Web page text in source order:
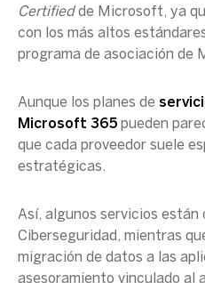
Certifiedde Microsoft, ya
con los más altos
programa de asociación de
Aunque los planes de
Microsoft 365 pueden
que cada proveedor suele
estratégicas.
Así, algunos servicios están
Ciberseguridad, mientras
migración de datos a las
asesoramiento vinculado al